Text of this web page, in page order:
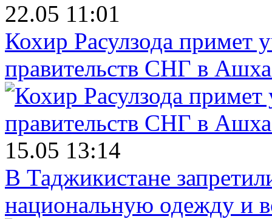
22.05 11:01
Кохир Расулзода примет
правительств СНГ в
15.05 13:14
В Таджикистане
национальную одежду и